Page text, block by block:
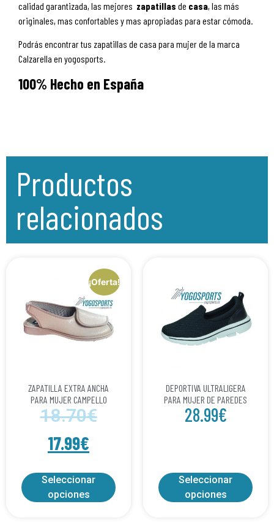
calidad garantizada, las mejores zapatillas de casa, las más
originales, mas confortables y mas apropiadas para estar cómoda.
Podrás encontrar tus zapatillas de casa para mujer de la marca
Calzarella en yogosports.
100% Hecho en España
Productos
relacionados
¡Oferta!
ZAPATILLA EXTRA ANCHA
PARA MUJER CAMPELLO
18.70€
17.99€
Seleccionar
opciones
DEPORTIVA ULTRALIGERA
PARA MUJER DE PAREDES
28.99€
Seleccionar
opciones